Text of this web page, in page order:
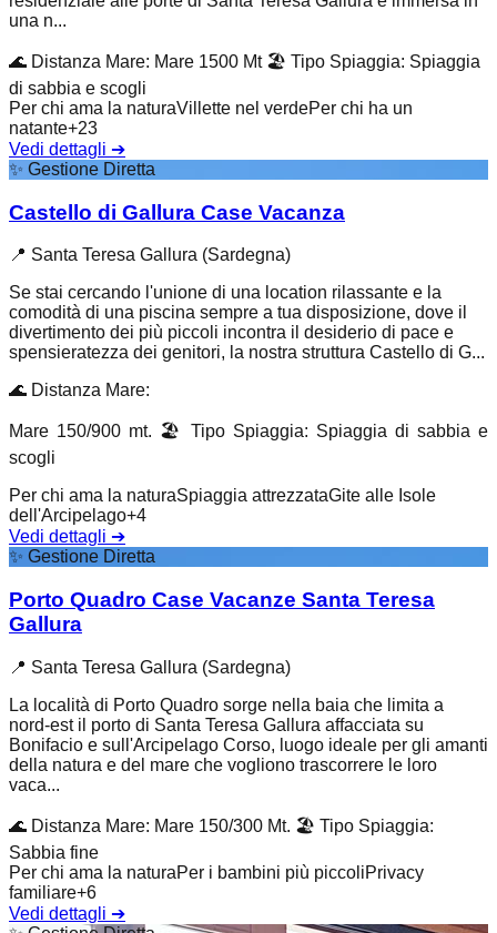
una n...
🌊 Distanza Mare: Mare 1500 Mt 🏖️ Tipo Spiaggia: Spiaggia
di sabbia e scogli
Per chi ama la naturaVillette nel verdePer chi ha un
natante+23
Vedi dettagli ➔
✨ Gestione Diretta
Castello di Gallura Case Vacanza
📍 Santa Teresa Gallura (Sardegna)
Se stai cercando l'unione di una location rilassante e la
comodità di una piscina sempre a tua disposizione, dove il
divertimento dei più piccoli incontra il desiderio di pace e
spensieratezza dei genitori, la nostra struttura Castello di G...
🌊 Distanza Mare:
Mare 150/900 mt. 🏖️ Tipo Spiaggia: Spiaggia di sabbia e
scogli
Per chi ama la naturaSpiaggia attrezzataGite alle Isole
dell'Arcipelago+4
Vedi dettagli ➔
✨ Gestione Diretta
Porto Quadro Case Vacanze Santa Teresa
Gallura
📍 Santa Teresa Gallura (Sardegna)
La località di Porto Quadro sorge nella baia che limita a
nord-est il porto di Santa Teresa Gallura affacciata su
Bonifacio e sull'Arcipelago Corso, luogo ideale per gli amanti
della natura e del mare che vogliono trascorrere le loro
vaca...
🌊 Distanza Mare: Mare 150/300 Mt. 🏖️ Tipo Spiaggia:
Sabbia fine
Per chi ama la naturaPer i bambini più piccoliPrivacy
familiare+6
Vedi dettagli ➔